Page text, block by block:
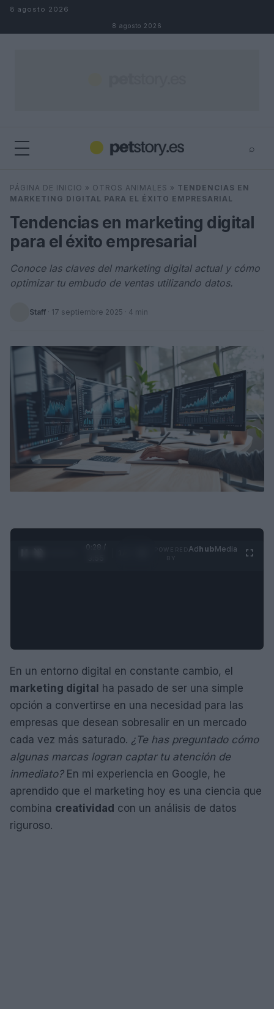
Saltar al contenido
8 agosto 2026
8 agosto 2026
⌕
Buscar ⌕
PÁGINA DE INICIO » OTROS ANIMALES » TENDENCIAS EN
MARKETING DIGITAL PARA EL ÉXITO EMPRESARIAL
Tendencias en marketing digital
para el éxito empresarial
Conoce las claves del marketing digital actual y cómo
optimizar tu embudo de ventas utilizando datos.
Staff · 17 septiembre 2025 · 4 min
0:29 /
AdhubMedia
En un entorno digital en constante cambio, el
marketing digital ha pasado de ser una simple
opción a convertirse en una necesidad para las
empresas que desean sobresalir en un mercado
cada vez más saturado. ¿Te has preguntado cómo
algunas marcas logran captar tu atención de
inmediato?En mi experiencia en Google, he
aprendido que el marketing hoy es una ciencia que
combina creatividad con un análisis de datos
riguroso.